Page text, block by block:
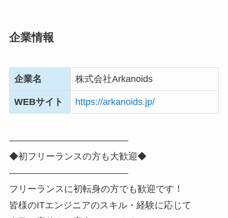
企業情報
企業名 株式会社Arkanoids
WEBサイト https://arkanoids.jp/
―――――――――――――
◆初フリーランスの方も大歓迎◆
―――――――――――――
フリーランスに初転身の方でも歓迎です！
皆様のITエンジニアのスキル・経験に応じて